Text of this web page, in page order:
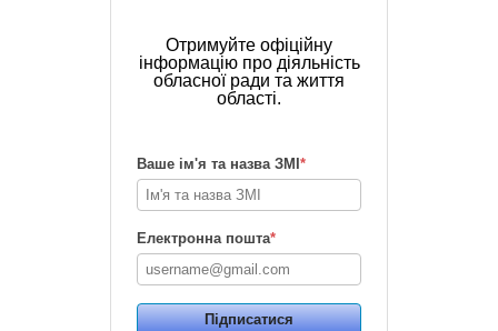
Отримуйте офіційну
інформацію про діяльність
обласної ради та життя
області.
Ваше ім'я та назва ЗМІ *
Електронна пошта*
Підписатися